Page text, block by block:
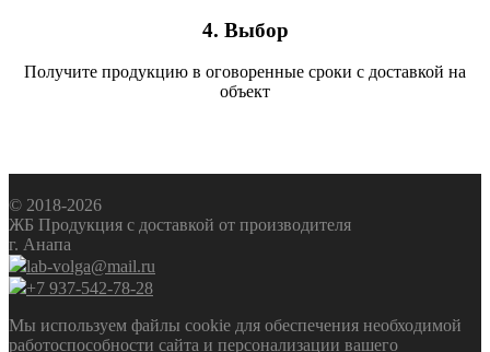
4. Выбор
Получите продукцию в оговоренные сроки с доставкой на
объект
© 2018-2026
ЖБ Продукция с доставкой от производителя
г. Анапа
lab-volga@mail.ru
+7 937-542-78-28
Мы используем файлы cookie для обеспечения необходимой
работоспособности сайта и персонализации вашего